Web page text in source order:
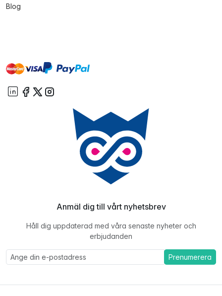
Blog
mastervisa paypal
Anmäl dig till vårt nyhetsbrev
Håll dig uppdaterad med våra senaste nyheter och
erbjudanden
Prenumerera